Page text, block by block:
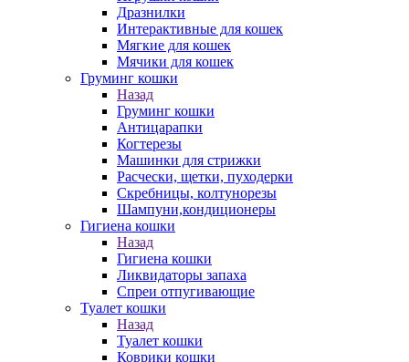
Дразнилки
Интерактивные для кошек
Мягкие для кошек
Мячики для кошек
Груминг кошки
Назад
Груминг кошки
Антицарапки
Когтерезы
Машинки для стрижки
Расчески, щетки, пуходерки
Скребницы, колтунорезы
Шампуни,кондиционеры
Гигиена кошки
Назад
Гигиена кошки
Ликвидаторы запаха
Спреи отпугивающие
Туалет кошки
Назад
Туалет кошки
Коврики кошки